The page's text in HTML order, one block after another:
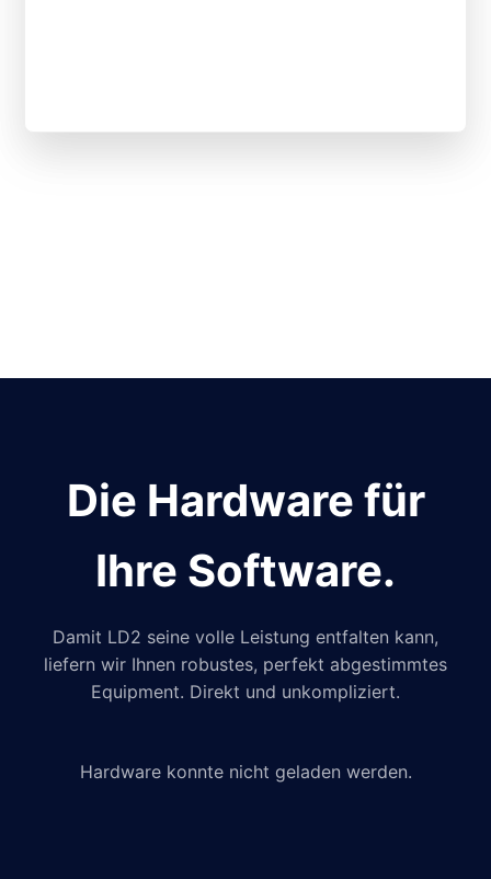
Die Hardware für
Ihre Software.
Damit LD2 seine volle Leistung entfalten kann,
liefern wir Ihnen robustes, perfekt abgestimmtes
Equipment. Direkt und unkompliziert.
Hardware konnte nicht geladen werden.